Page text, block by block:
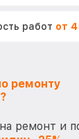
работ от
ремонту
ремонт и